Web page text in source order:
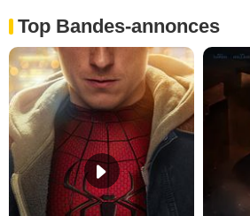
Top Bandes-annonces